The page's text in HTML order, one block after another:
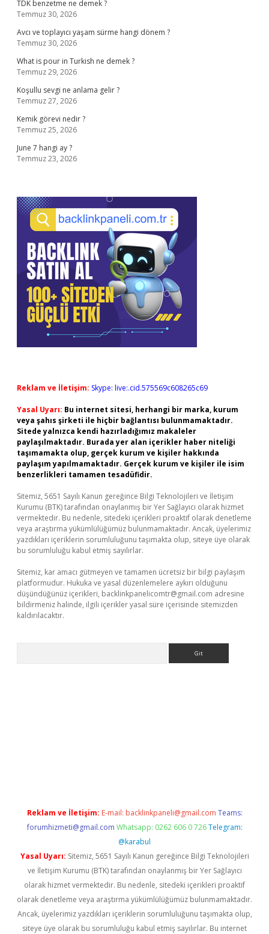
TDK benzetme ne demek ?
Temmuz 30, 2026
Avcı ve toplayıcı yaşam sürme hangi dönem ?
Temmuz 30, 2026
What is pour in Turkish ne demek ?
Temmuz 29, 2026
Koşullu sevgi ne anlama gelir ?
Temmuz 27, 2026
Kemik görevi nedir ?
Temmuz 25, 2026
June 7 hangi ay ?
Temmuz 23, 2026
Reklam ve İletişim: Skype: live:.cid.575569c608265c69
Yasal Uyarı: Bu internet sitesi, herhangi bir marka, kurum
veya şahıs şirketi ile hiçbir bağlantısı bulunmamaktadır.
Sitede yalnızca kendi hazırladığımız makaleler
paylaşılmaktadır. Burada yer alan içerikler haber niteliği
taşımamakta olup, gerçek kurum ve kişiler hakkında
paylaşım yapılmamaktadır. Gerçek kurum ve kişiler ile isim
benzerlikleri tamamen tesadüfidir.
Sitemiz, 5651 Sayılı Kanun gereğince Bilgi Teknolojileri ve İletişim
Kurumu (BTK) tarafından onaylanmış bir Yer Sağlayıcı olarak hizmet
vermektedir. Bu nedenle, sitedeki içerikleri proaktif olarak denetleme
veya araştırma yükümlülüğümüz bulunmamaktadır. Ancak, üyelerimiz
yazdıkları içeriklerin sorumluluğunu taşımakta olup, siteye üye olarak
bu sorumluluğu kabul etmiş sayılırlar.
Sitemiz, kar amacı gütmeyen ve tamamen ücretsiz bir bilgi paylaşım
platformudur. Hukuka ve yasal düzenlemelere aykırı olduğunu
düşündüğünüz içerikleri, backlinkpanelicomtr@gmail.com adresine
bildirmeniz halinde, ilgili içerikler yasal süre içerisinde sitemizden
kaldırılacaktır.
Reklam ve İletişim: E-mail: backlinkpaneli@gmail.com Teams:
forumhizmeti@gmail.com Whatsapp: 0262 606 0 726 Telegram:
@karabul
Yasal Uyarı: Sitemiz, 5651 Sayılı Kanun gereğince Bilgi Teknolojileri
ve İletişim Kurumu (BTK) tarafından onaylanmış bir Yer Sağlayıcı
olarak hizmet vermektedir. Bu nedenle, sitedeki içerikleri proaktif
olarak denetleme veya araştırma yükümlülüğümüz bulunmamaktadır.
Ancak, üyelerimiz yazdıkları içeriklerin sorumluluğunu taşımakta olup,
siteye üye olarak bu sorumluluğu kabul etmiş sayılırlar. Bu internet